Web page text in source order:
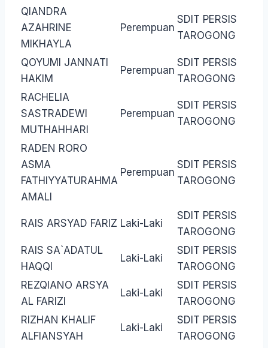
QIANDRA
AZAHRINE
MIKHAYLA
Perempuan
SDIT PERSIS
TAROGONG
QOYUMI JANNATI
HAKIM
Perempuan
SDIT PERSIS
TAROGONG
RACHELIA
SASTRADEWI
MUTHAHHARI
Perempuan
SDIT PERSIS
TAROGONG
RADEN RORO
ASMA
FATHIYYATURAHMA
AMALI
Perempuan
SDIT PERSIS
TAROGONG
RAIS ARSYAD FARIZ Laki-Laki
SDIT PERSIS
TAROGONG
RAIS SA`ADATUL
HAQQI
Laki-Laki
SDIT PERSIS
TAROGONG
REZQIANO ARSYA
AL FARIZI
Laki-Laki
SDIT PERSIS
TAROGONG
RIZHAN KHALIF
ALFIANSYAH
Laki-Laki
SDIT PERSIS
TAROGONG